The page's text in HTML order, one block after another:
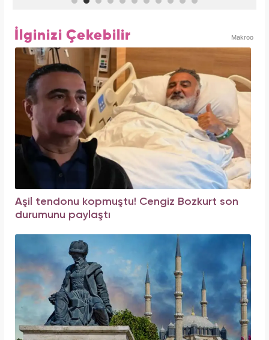
İlginizi Çekebilir Makroo
Aşil tendonu kopmuştu! Cengiz Bozkurt son
durumunu paylaştı